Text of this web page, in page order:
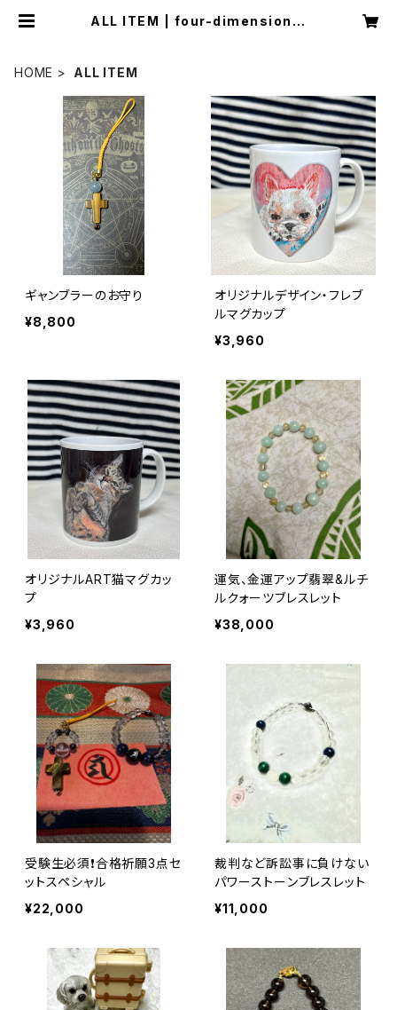
ALL ITEM | four-dimensional
HOME ALL ITEM
ギャンブラーのお守り
¥8,800
オリジナルデザイン・フレブ
ルマグカップ
¥3,960
オリジナルART猫マグカッ
プ
¥3,960
運気、金運アップ翡翠&ルチ
ルクォーツブレスレット
¥38,000
受験生必須❗️合格祈願3点セ
ットスペシャル
¥22,000
裁判など訴訟事に負けない
パワーストーンブレスレット
¥11,000